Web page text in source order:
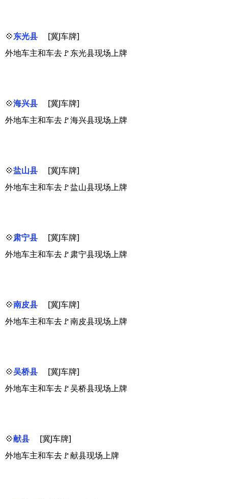
💠东光县
[冀J车牌]
外地车主和车去🚩东光县现场上牌
💠海兴县
[冀J车牌]
外地车主和车去🚩海兴县现场上牌
💠盐山县
[冀J车牌]
外地车主和车去🚩盐山县现场上牌
💠肃宁县
[冀J车牌]
外地车主和车去🚩肃宁县现场上牌
💠南皮县
[冀J车牌]
外地车主和车去🚩南皮县现场上牌
💠吴桥县
[冀J车牌]
外地车主和车去🚩吴桥县现场上牌
💠献县
[冀J车牌]
外地车主和车去🚩献县现场上牌